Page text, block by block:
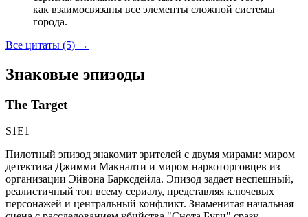
как взаимосвязаны все элементы сложной системы
города.
Все цитаты (5) →
Знаковые эпизоды
The Target
S1E1
Пилотный эпизод знакомит зрителей с двумя мирами: миром
детектива Джимми Макналти и миром наркоторговцев из
организации Эйвона Барксдейла. Эпизод задает неспешный,
реалистичный тон всему сериалу, представляя ключевых
персонажей и центральный конфликт. Знаменитая начальная